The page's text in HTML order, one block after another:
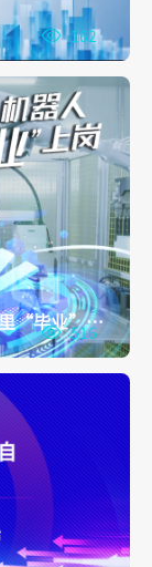
162
沿着海岸看中国 全国超一半机器人从这里“毕业”上岗
516